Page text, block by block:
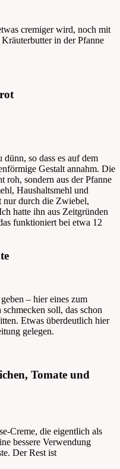
cremiger wird, noch mit
in der Pfanne
so dass es auf dem
Gestalt annahm. Die
sondern aus der Pfanne
Haushaltsmehl und
nur durch die Zwiebel,
hatte ihn aus Zeitgründen
funktioniert bei etwa 12
– hier eines zum
soll, das schon
Etwas überdeutlich hier
gelegen.
Tomate und
Creme, die eigentlich als
bessere Verwendung
Der Rest ist